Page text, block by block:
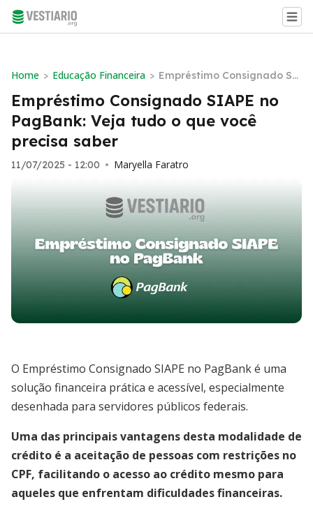
Home > Educação Financeira > Empréstimo Consignado SI
APE no PagBank: Veja tudo
o que você precisa saber
Empréstimo Consignado SIAPE no
PagBank: Veja tudo o que você
precisa saber
11/07/2025 - 12:00 • Maryella Faratro
O Empréstimo Consignado SIAPE no PagBank é uma
solução financeira prática e acessível, especialmente
desenhada para servidores públicos federais.
Uma das principais vantagens desta modalidade de
crédito é a aceitação de pessoas com restrições no
CPF, facilitando o acesso ao crédito mesmo para
aqueles que enfrentam dificuldades financeiras.